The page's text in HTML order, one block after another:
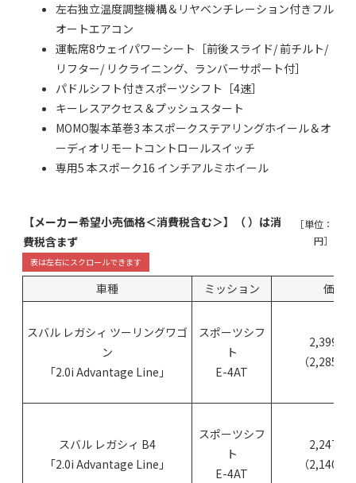
左右独立温度調整機構＆リヤベンチレーション付きフル
オートエアコン
運転席8ウェイパワーシート［前後スライド/ 前チルト/
リフター/ リクライニング、ランバーサポート付］
パドルシフト付きスポーツシフト［4速］
キーレスアクセス＆プッシュスタート
MOMO製本革巻3 本スポークステアリングホイール＆オ
ーディオリモートコントロールスイッチ
専用5 本スポーク16 インチアルミホイール
【メーカー希望小売価格＜消費税含む＞】（ ）は消
費税含まず
［単位：
円］
車種 ミッション 価格
スバル レガシィ ツーリングワゴ
ン
「2.0i Advantage Line」
スポーツシフ
ト
E-4AT
（
スバル レガシィ B4
「2.0i Advantage Line」
スポーツシフ
ト
E-4AT
（